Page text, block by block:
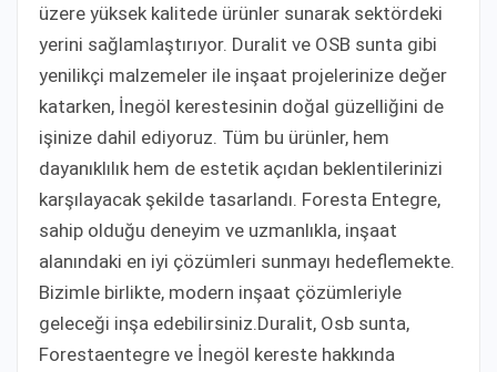
üzere yüksek kalitede ürünler sunarak sektördeki
yerini sağlamlaştırıyor. Duralit ve OSB sunta gibi
yenilikçi malzemeler ile inşaat projelerinize değer
katarken, İnegöl kerestesinin doğal güzelliğini de
işinize dahil ediyoruz. Tüm bu ürünler, hem
dayanıklılık hem de estetik açıdan beklentilerinizi
karşılayacak şekilde tasarlandı. Foresta Entegre,
sahip olduğu deneyim ve uzmanlıkla, inşaat
alanındaki en iyi çözümleri sunmayı hedeflemekte.
Bizimle birlikte, modern inşaat çözümleriyle
geleceği inşa edebilirsiniz.Duralit, Osb sunta,
Forestaentegre ve İnegöl kereste hakkında